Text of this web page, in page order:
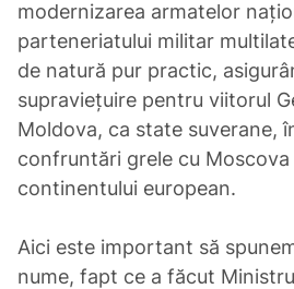
modernizarea armatelor
parteneriatului militar
de natură pur practic,
supraviețuire pentru viitorul
Moldova, ca state suverane,
confruntări grele cu
continentului european.
Aici este important să
nume, fapt ce a făcut